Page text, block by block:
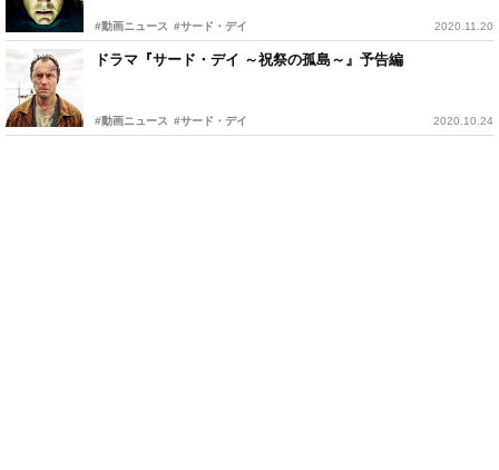
#動画ニュース #サード・デイ 2020.11.20
ドラマ『サード・デイ ～祝祭の孤島～』予告編
#動画ニュース #サード・デイ 2020.10.24